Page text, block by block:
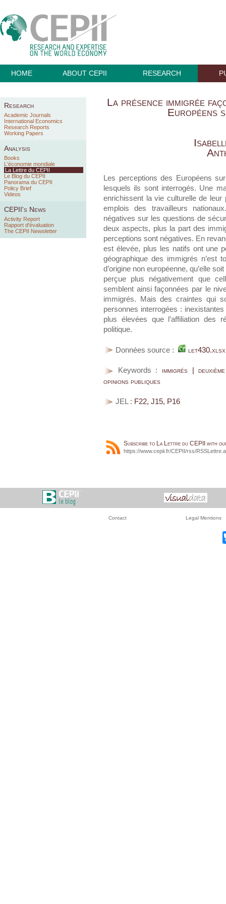
HOME ABOUT CEPII RESEARCH
Research
Academic Journals
International Economics
Research Reports
Working Papers
Analysis
Books
L'économie mondiale
La Lettre du CEPII
Le Blog du CEPII
Panorama du CEPII
Policy Brief
Videos
CEPII's News
Activity Report
Rapport d'évaluation
The CEPII Newsletter
La présence immigrée
Européens
Les perceptions des Européens
lesquels ils sont interrogés. Une
enrichissent la vie culturelle de leur
emplois des travailleurs
négatives sur les questions de
deux aspects, plus la part des
perceptions sont négatives. En
est élevée, plus les natifs ont une
géographique des immigrés n’est
d’origine non européenne, qu’elle
perçue plus négativement que
semblent ainsi façonnées par le
immigrés. Mais des craintes qui
personnes interrogées :
plus élevées que l’affiliation des
politique.
Données source : let430.xlsx
Keywords : immigrés |
opinions publiques
JEL : F22, J15, P16
Subscribe to La Lettre du CEPII with
https://www.cepii.fr/CEPII/rss/
Contact Legal Mentions